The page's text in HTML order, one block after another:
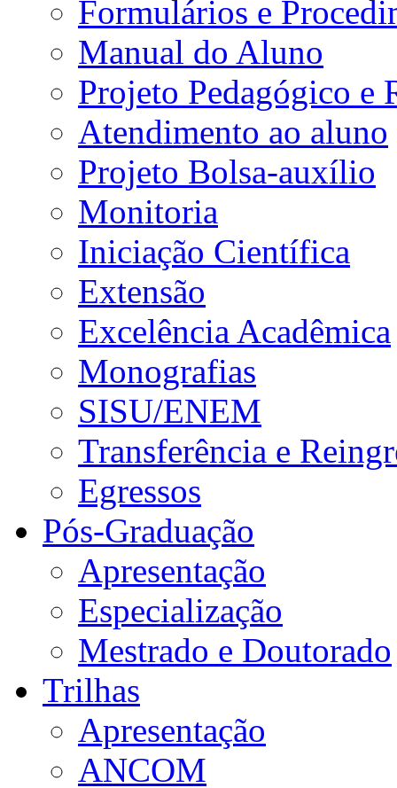
Formulários e
Manual do Aluno
Projeto Pedagógico e
Atendimento ao aluno
Projeto Bolsa-auxílio
Monitoria
Iniciação Científica
Extensão
Excelência Acadêmica
Monografias
SISU/ENEM
Transferência e
Egressos
Pós-Graduação
Apresentação
Especialização
Mestrado e Doutorado
Trilhas
Apresentação
ANCOM